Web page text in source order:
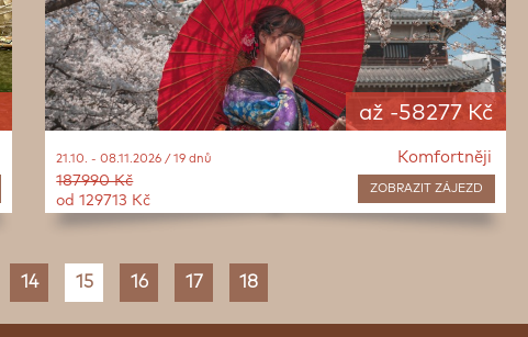
až -58277 Kč
Komfortněji
ZOBRAZIT ZÁJEZD
21.10. - 08.11.2026 / 19 dnů
187990 Kč
od 129713 Kč
14 15 16 17 18